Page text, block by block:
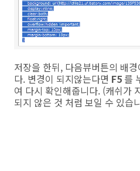
저장을 한뒤, 다음뷰버튼의 배
다. 변경이 되지않는다면 F5 를
여 다시 확인해줍니다. (캐쉬가
되지 않은 것 처럼 보일 수 있습